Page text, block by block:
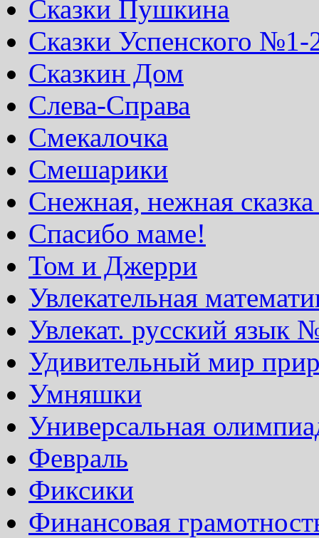
Сказки Пушкина
Сказки Успенского №1-
Сказкин Дом
Слева-Справа
Смекалочка
Смешарики
Снежная, нежная
Спасибо маме!
Том и Джерри
Увлекательная
Увлекат. русский язык
Удивительный мир
Умняшки
Универсальная
Февраль
Фиксики
Финансовая